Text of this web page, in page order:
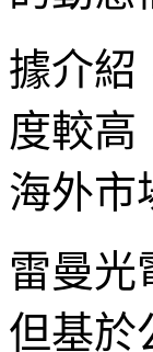
據介紹
度較高
海外市
雷曼光
但基於